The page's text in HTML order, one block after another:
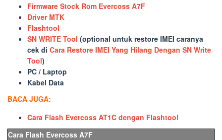
Firmware Stock Rom Evercoss A7F
Driver MTK
Flashtool
SN WRITE Tool (optional untuk restore IMEI caranya
cek di Cara Restore IMEI Yang Hilang Dengan SN Write
Tool)
PC / Laptop
Kabel Data
BACA JUGA:
Cara Flash Evercoss AT1C dengan Flashtool
Cara Flash Evercoss A7F